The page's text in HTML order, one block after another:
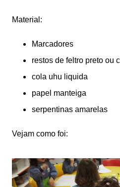
Material:
Marcadores
restos de feltro preto ou
cola uhu liquida
papel manteiga
serpentinas amarelas
Vejam como foi: